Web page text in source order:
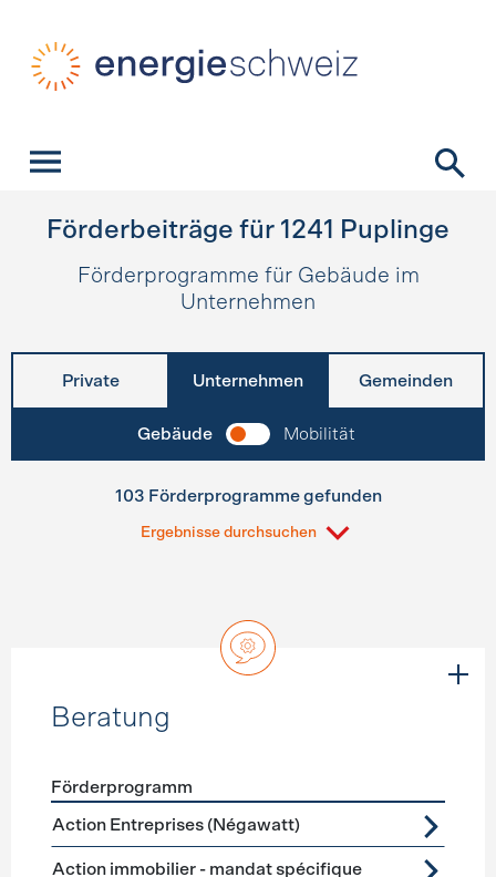
Förderbeiträge für 1241 Puplinge
Förderprogramme für Gebäude im
Unternehmen
Private Unternehmen Gemeinden
Gebäude Mobilität
103 Förderprogramme gefunden
Ergebnisse durchsuchen
Beratung
Förderprogramme Beratung
Förderprogramm
Action Entreprises (Négawatt)
Action immobilier - mandat spécifique